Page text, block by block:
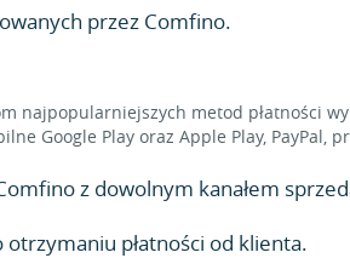
przez Comfino.
najpopularniejszych metod płatności
Google Play oraz Apple Play, PayPal,
z dowolnym kanałem
płatności od klienta.